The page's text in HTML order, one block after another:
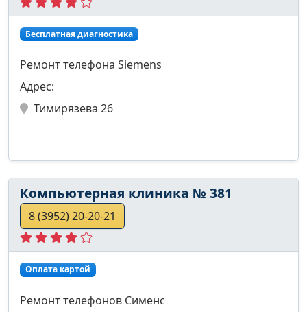
Бесплатная диагностика
Ремонт телефона Siemens
Адрес:
Тимирязева 26
Компьютерная клиника № 381
8 (3952) 20-20-21
Оплата картой
Ремонт телефонов Сименс